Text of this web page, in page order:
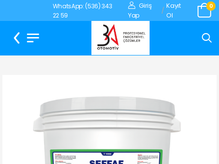
WhatsApp: (536) 343
22 59
Giriş
Yap
/
Kayıt
Ol
0